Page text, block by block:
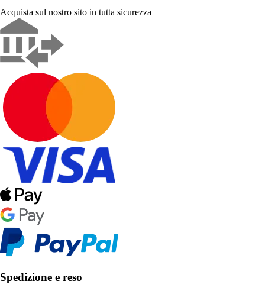
Acquista sul nostro sito in tutta sicurezza
Spedizione e reso